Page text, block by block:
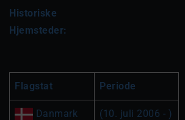
Historiske
Hjemsteder:
Flagstat Periode
Danmark (10. juli 2006 - )